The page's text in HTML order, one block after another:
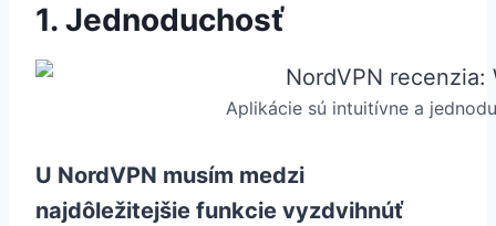
1. Jednoduchosť
Aplikácie sú intuitívne a
U NordVPN musím medzi
najdôležitejšie funkcie vyzdvihnúť